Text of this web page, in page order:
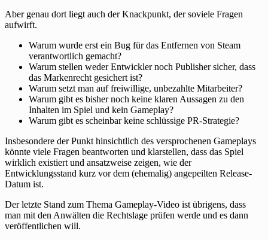
Aber genau dort liegt auch der Knackpunkt, der soviele Fragen
aufwirft.
Warum wurde erst ein Bug für das Entfernen von Steam
verantwortlich gemacht?
Warum stellen weder Entwickler noch Publisher sicher, dass
das Markenrecht gesichert ist?
Warum setzt man auf freiwillige, unbezahlte Mitarbeiter?
Warum gibt es bisher noch keine klaren Aussagen zu den
Inhalten im Spiel und kein Gameplay?
Warum gibt es scheinbar keine schlüssige PR-Strategie?
Insbesondere der Punkt hinsichtlich des versprochenen Gameplays
könnte viele Fragen beantworten und klarstellen, dass das Spiel
wirklich existiert und ansatzweise zeigen, wie der
Entwicklungsstand kurz vor dem (ehemalig) angepeilten Release-
Datum ist.
Der letzte Stand zum Thema Gameplay-Video ist übrigens, dass
man mit den Anwälten die Rechtslage prüfen werde und es dann
veröffentlichen will.